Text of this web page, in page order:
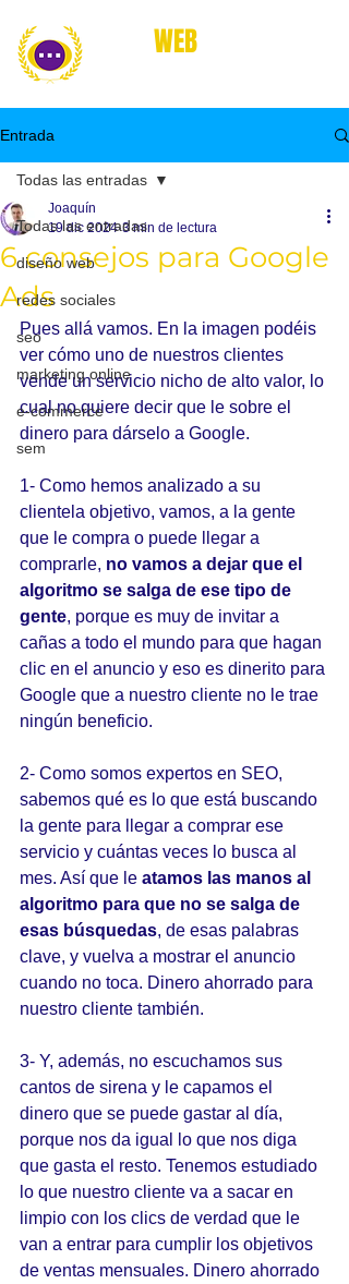
WEB
Entrada
Todas las entradas
diseño web
redes sociales
seo
marketing online
e-commerce
sem
Todas las entradas
6 consejos para Google
Ads
Joaquín
19 dic 2024 3 min de lectura
Pues allá vamos. En la imagen podéis
ver cómo uno de nuestros clientes
vende un servicio nicho de alto valor, lo
cual no quiere decir que le sobre el
dinero para dárselo a Google.
1- Como hemos analizado a su
clientela objetivo, vamos, a la gente
que le compra o puede llegar a
comprarle, no vamos a dejar que el
algoritmo se salga de ese tipo de
gente, porque es muy de invitar a
cañas a todo el mundo para que hagan
clic en el anuncio y eso es dinerito para
Google que a nuestro cliente no le trae
ningún beneficio.
2- Como somos expertos en SEO,
sabemos qué es lo que está buscando
la gente para llegar a comprar ese
servicio y cuántas veces lo busca al
mes. Así que le atamos las manos al
algoritmo para que no se salga de
esas búsquedas, de esas palabras
clave, y vuelva a mostrar el anuncio
cuando no toca. Dinero ahorrado para
nuestro cliente también.
3- Y, además, no escuchamos sus
cantos de sirena y le capamos el
dinero que se puede gastar al día,
porque nos da igual lo que nos diga
que gasta el resto. Tenemos estudiado
lo que nuestro cliente va a sacar en
limpio con los clics de verdad que le
van a entrar para cumplir los objetivos
de ventas mensuales. Dinero ahorrado